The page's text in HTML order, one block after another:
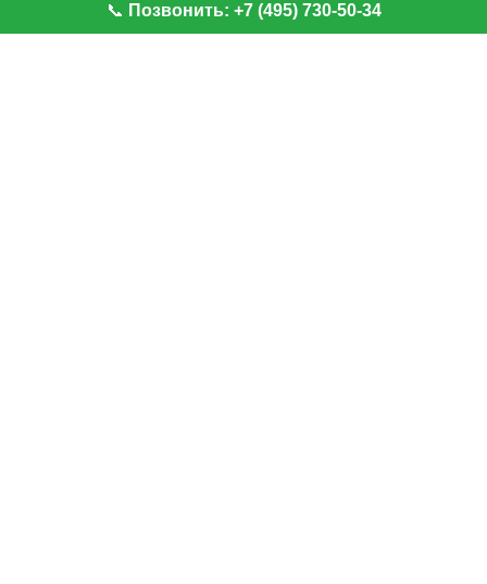
📞 Позвонить: +7 (495) 730-50-34